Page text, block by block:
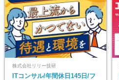
株式会社リリー技研
ITコンサル/年間休日145日/フ